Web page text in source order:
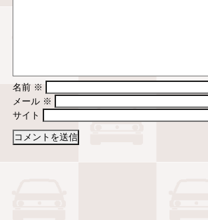
名前 ※
メール ※
サイト